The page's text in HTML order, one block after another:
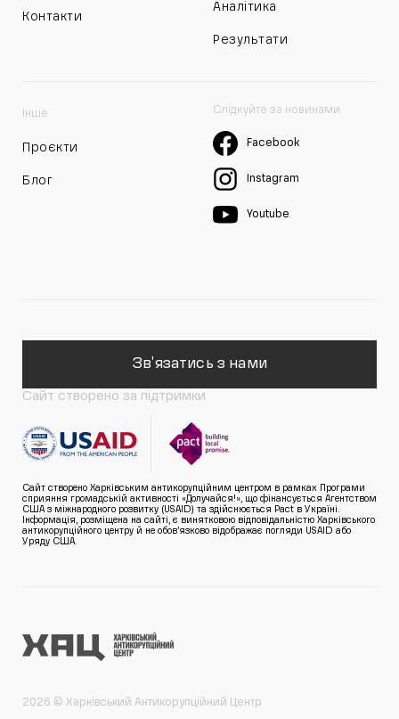
Контакти
Аналітика
Результати
Інше
Проєкти
Блог
Слідкуйте за новинами
Facebook
Instagram
Youtube
Зв'язатись з нами
Сайт створено за підтримки
Сайт створено Харківським антикорупційним центром в рамках Програми
сприяння громадській активності «Долучайся!», що фінансується Агентством
США з міжнародного розвитку (USAID) та здійснюється Pact в Україні.
Інформація, розміщена на сайті, є винятковою відповідальністю Харківського
антикорупційного центру й не обов’язково відображає погляди USAID або
Уряду США.
2026 © Харківський Антикорупційний Центр